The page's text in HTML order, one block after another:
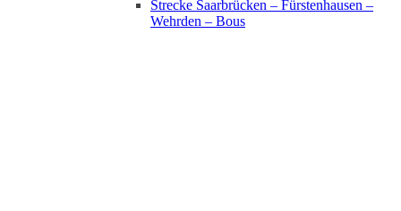
Strecke Saarbrücken – Fürstenhausen –
Wehrden – Bous